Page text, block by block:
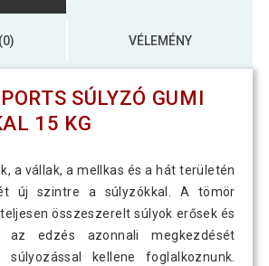
VÉLEMÉNY
SÚLYZÓ GUMI
15 KG
a vállak, a mellkas és a hát területén
új szintre a súlyzókkal. A tömör
összeszerelt súlyok erősek és
az edzés azonnali megkezdését
kellene foglalkoznunk.